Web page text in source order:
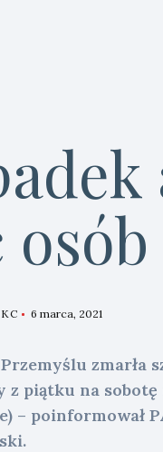
6 marca, 2021
zmarła
z piątku na
– poinformował